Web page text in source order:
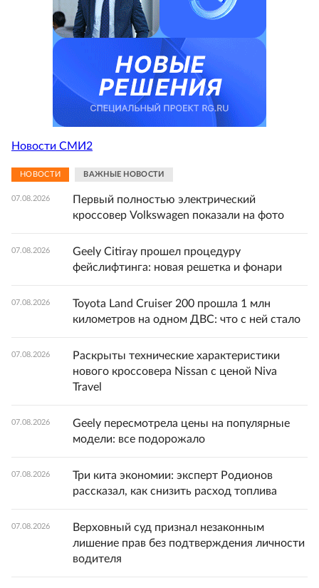
Новости СМИ2
НОВОСТИ ВАЖНЫЕ НОВОСТИ
07.08.2026
Первый полностью электрический
кроссовер Volkswagen показали на фото
07.08.2026
Geely Citiray прошел процедуру
фейслифтинга: новая решетка и фонари
07.08.2026
Toyota Land Cruiser 200 прошла 1 млн
километров на одном ДВС: что с ней стало
07.08.2026
Раскрыты технические характеристики
нового кроссовера Nissan с ценой Niva
Travel
07.08.2026
Geely пересмотрела цены на популярные
модели: все подорожало
07.08.2026
Три кита экономии: эксперт Родионов
рассказал, как снизить расход топлива
07.08.2026
Верховный суд признал незаконным
лишение прав без подтверждения личности
водителя